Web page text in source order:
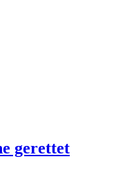
gerettet